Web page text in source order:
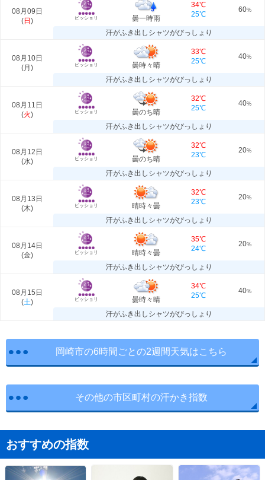
08月09日
(日 ) ビッショリ 曇一時雨
34℃
25℃
60%
汗がふき出しシャツがびっしょり
08月10日
(月 ) ビッショリ 曇時々晴
33℃
25℃
40%
汗がふき出しシャツがびっしょり
08月11日
(火) ビッショリ 曇のち晴
32℃
25℃
40%
汗がふき出しシャツがびっしょり
08月12日
(水) ビッショリ 曇のち晴
32℃
23℃
20%
汗がふき出しシャツがびっしょり
08月13日
(木) ビッショリ 晴時々曇
32℃
23℃
20%
汗がふき出しシャツがびっしょり
08月14日
(金) ビッショリ 晴時々曇
35℃
24℃
20%
汗がふき出しシャツがびっしょり
08月15日
(土) ビッショリ 曇時々晴
34℃
25℃
40%
汗がふき出しシャツがびっしょり
岡崎市の6時間ごとの2週間天気はこちら
その他の市区町村の汗かき指数
おすすめの指数